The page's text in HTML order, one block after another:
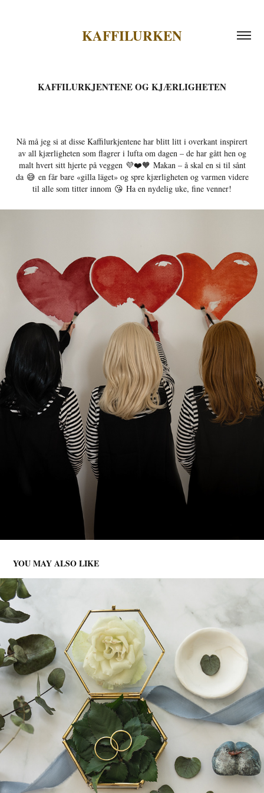
KAFFILURKEN
KAFFILURKJENTENE OG KJÆRLIGHETEN
Nå må jeg si at disse Kaffilurkjentene har blitt litt i overkant inspirert
av all kjærligheten som flagrer i lufta om dagen – de har gått hen og
malt hvert sitt hjerte på veggen 💜❤️🧡 Makan – å skal en si til sånt
da 😅 en får bare «gilla läget» og spre kjærligheten og varmen videre
til alle som titter innom 😘 Ha en nydelig uke, fine venner!
YOU MAY ALSO LIKE
VI TO 🤍🤍
2023